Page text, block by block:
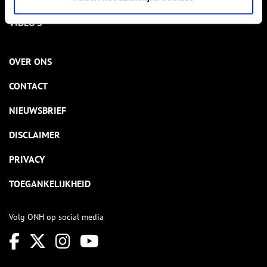
VIDEO’S
OVER ONS
CONTACT
NIEUWSBRIEF
DISCLAIMER
PRIVACY
TOEGANKELIJKHEID
Volg ONH op social media